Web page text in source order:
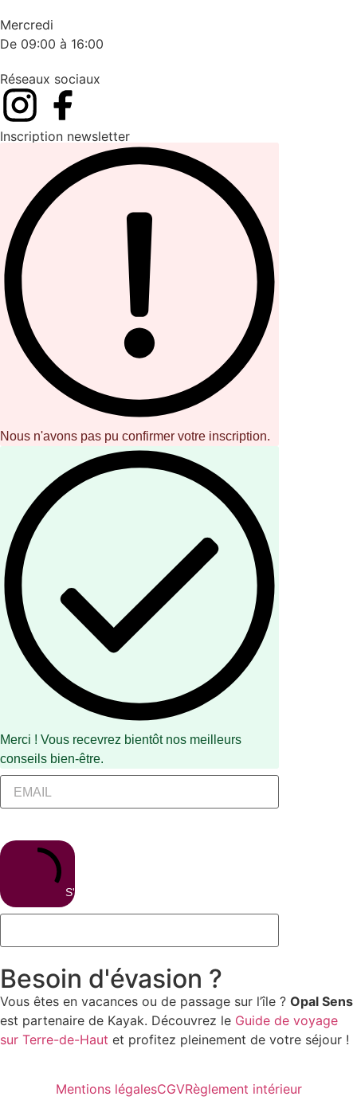
Mercredi
De 09:00 à 16:00
Réseaux sociaux
Inscription newsletter
Nous n'avons pas pu confirmer votre inscription.
Merci ! Vous recevrez bientôt nos meilleurs
conseils bien-être.
S'inscrire
Besoin d'évasion ?
Vous êtes en vacances ou de passage sur l’île ? Opal Sens
est partenaire de Kayak. Découvrez le Guide de voyage
sur Terre-de-Haut et profitez pleinement de votre séjour !
Mentions légalesCGVRèglement intérieur